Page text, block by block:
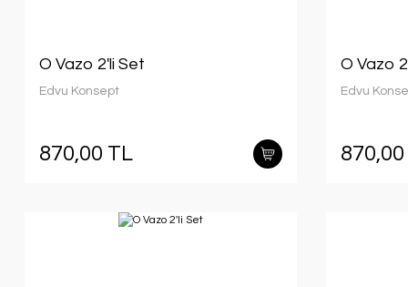
O Vazo 2'li Set
Edvu Konsept
870,00 TL
O Vazo
Edvu